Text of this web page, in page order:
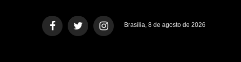
Brasília, 8 de agosto de 2026